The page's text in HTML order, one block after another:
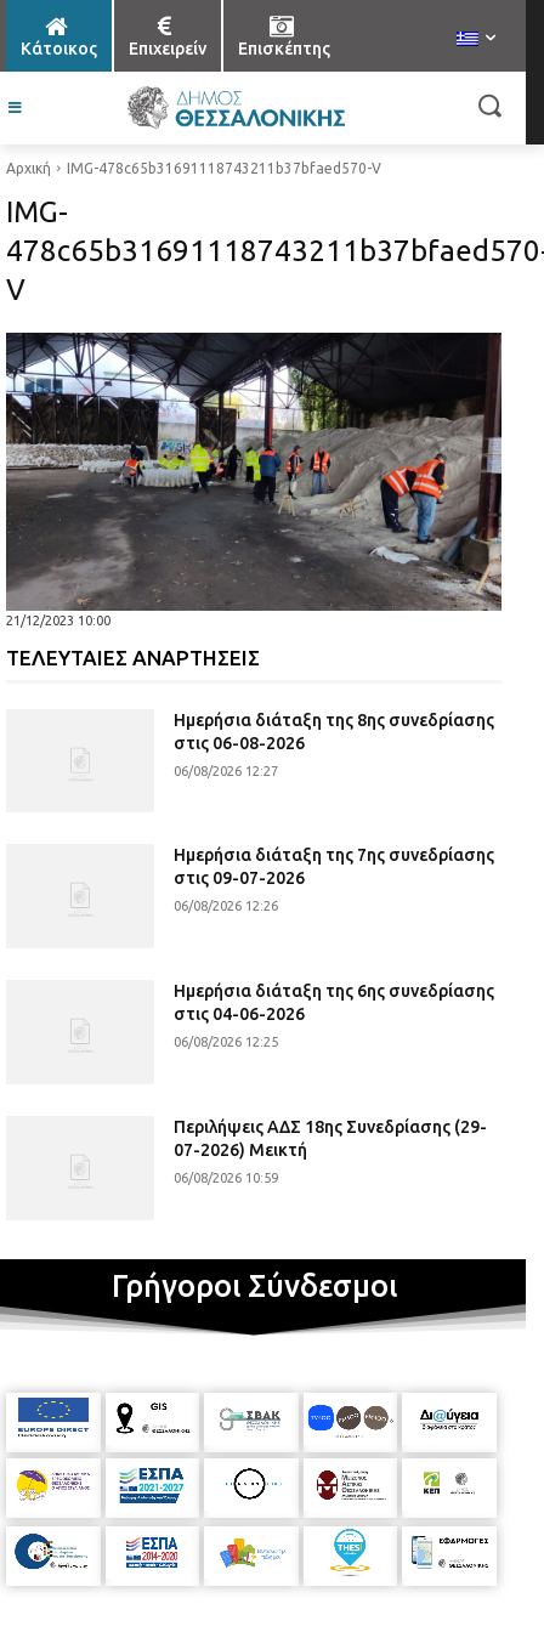
Κάτοικος Επιχειρείν Επισκέπτης
Αρχική IMG-478c65b31691118743211b37bfaed570-V
IMG-
V
21/12/2023 10:00
ΤΕΛΕΥΤΑΙΕΣ ΑΝΑΡΤΗΣΕΙΣ
Ημερήσια διάταξη της 8ης συνεδρίασης
στις 06-08-2026
06/08/2026 12:27
Ημερήσια διάταξη της 7ης συνεδρίασης
στις 09-07-2026
06/08/2026 12:26
Ημερήσια διάταξη της 6ης συνεδρίασης
στις 04-06-2026
06/08/2026 12:25
Περιλήψεις ΑΔΣ 18ης Συνεδρίασης (29-
07-2026) Μεικτή
06/08/2026 10:59
Γρήγοροι Σύνδεσμοι